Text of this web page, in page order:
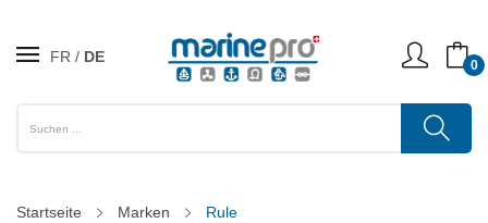
FR DE 0
Startseite Marken Rule